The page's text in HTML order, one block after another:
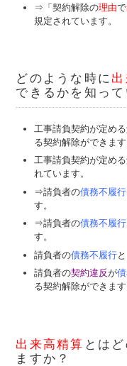
⇒「契約解除の理由で
規定されています。
どのような時に
できるかを知って
工事請負契約が定め
る契約解除ができます
工事請負契約が定め
れています。
⇒請負者の債務不履行
す。
⇒請負者の債務不履行
す。
請負者の債務不履行
請負者の契約違反が
る契約解除ができます
出来高精算 とは
ますか？